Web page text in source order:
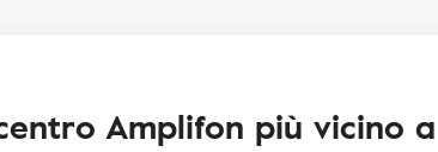
Amplifon più vicino